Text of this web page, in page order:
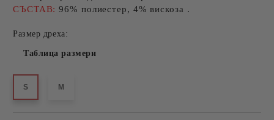
СЪСТАВ:96% полиестер, 4% вискоза .
Размер дреха:
Таблица размери
S M